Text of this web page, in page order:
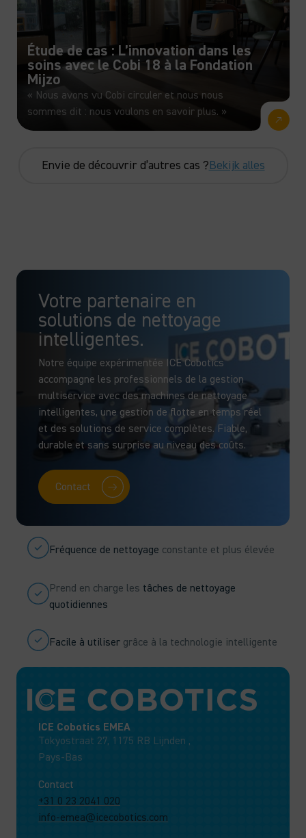
Étude de cas : L’innovation dans les
soins avec le Cobi 18 à la Fondation
Mijzo
« Nous avons vu Cobi circuler et nous nous
sommes dit : nous voulons en savoir plus. »
Envie de découvrir d’autres cas ?Bekijk alles
Votre partenaire en
solutions de nettoyage
intelligentes.
Notre équipe expérimentée ICE Cobotics
accompagne les professionnels de la gestion
multiservice avec des machines de nettoyage
intelligentes, une gestion de flotte en temps réel
et des solutions de service complètes. Fiable,
durable et sans surprise au niveau des coûts.
Contact
Fréquence de nettoyage constante et plus élevée
Prend en charge les tâches de nettoyage
quotidiennes
Facile à utiliser grâce à la technologie intelligente
ICE Cobotics EMEA
Tokyostraat 27, 1175 RB Lijnden ,
Pays-Bas
Contact
+31 0 23 2041 020
info-emea@icecobotics.com